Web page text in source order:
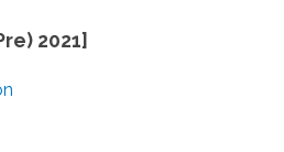
2021]